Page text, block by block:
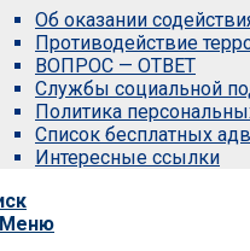
Об оказании
Противодействие
ВОПРОС — ОТВЕТ
Службы социальной
Политика
Список бесплатных
Интересные ссылки
Меню